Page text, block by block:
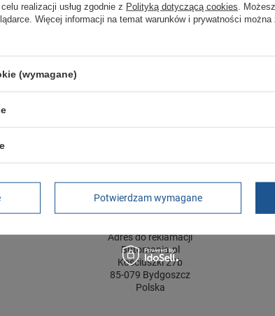
Kolor szare
towaru w centymetrach
Czas na reklamację z tytułu rękojmi
2 lata
Adres do reklamacji
Butomania.pl
Kościuszki 27b
85-079 Bydgoszcz
Polska
realizacji usług zgodnie z Polityką dotyczącą cookies .
Więcej informacji na temat warunków i prywatności
(wymagane)
Potwierdzam wymagane